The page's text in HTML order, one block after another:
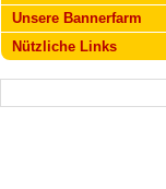
Unsere Bannerfarm
Nützliche Links